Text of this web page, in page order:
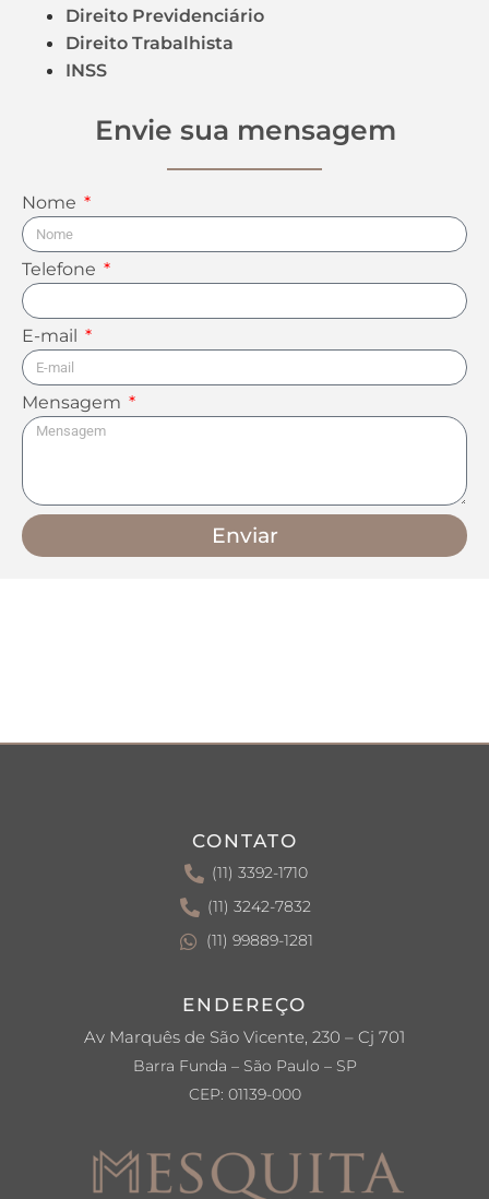
Direito Previdenciário
Direito Trabalhista
INSS
Envie sua mensagem
Nome
Telefone
E-mail
Mensagem
Enviar
CONTATO
(11) 3392-1710
(11) 3242-7832
(11) 99889-1281
ENDEREÇO
Av Marquês de São Vicente, 230 – Cj 701
Barra Funda – São Paulo – SP
CEP: 01139-000